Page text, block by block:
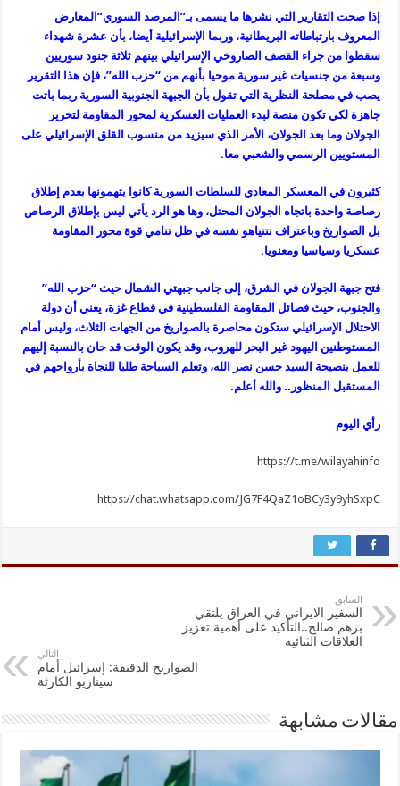
إذا صحت التقارير التي نشرها ما يسمى بـ”المرصد السوري”المعارض
المعروف بارتباطاته البريطانية، وربما الإسرائيلية أيضا، بأن عشرة شهداء
سقطوا من جراء القصف الصاروخي الإسرائيلي بينهم ثلاثة جنود سوريين
وسبعة من جنسيات غير سورية موحيا بأنهم من “حزب الله”، فإن هذا التقرير
يصب في مصلحة النظرية التي تقول بأن الجبهة الجنوبية السورية ربما باتت
جاهزة لكي تكون منصة لبدء العمليات العسكرية لمحور المقاومة لتحرير
الجولان وما بعد الجولان، الأمر الذي سيزيد من منسوب القلق الإسرائيلي على
المستويين الرسمي والشعبي معا.
كثيرون في المعسكر المعادي للسلطات السورية كانوا يتهمونها بعدم إطلاق
رصاصة واحدة باتجاه الجولان المحتل، وها هو الرد يأتي ليس بإطلاق الرصاص
بل الصواريخ وباعتراف نتنياهو نفسه في ظل تنامي قوة محور المقاومة
عسكريا وسياسيا ومعنويا.
فتح جبهة الجولان في الشرق، إلى جانب جبهتي الشمال حيث “حزب الله”
والجنوب، حيث فصائل المقاومة الفلسطينية في قطاع غزة، يعني أن دولة
الاحتلال الإسرائيلي ستكون محاصرة بالصواريخ من الجهات الثلاث، وليس أمام
المستوطنين اليهود غير البحر للهروب، وقد يكون الوقت قد حان بالنسبة إليهم
للعمل بنصيحة السيد حسن نصر الله، وتعلم السباحة طلبا للنجاة بأرواحهم في
المستقبل المنظور.. والله أعلم.
رأي اليوم
https://t.me/wilayahinfo
https://chat.whatsapp.com/JG7F4QaZ1oBCy3y9yhSxpC
السابق
السفير الايراني في العراق يلتقي
برهم صالح..التأكيد على أهمية تعزيز
العلاقات الثنائية
التالي
الصواريخ الدقيقة: إسرائيل أمام
سيناريو الكارثة
مقالات مشابهة